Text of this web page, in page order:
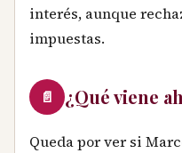
interés, aunque
impuestas.
📄 ¿Qué viene
Queda por ver si